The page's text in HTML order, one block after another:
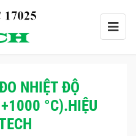
NHIỆT ĐỘ
°C).HIỆU